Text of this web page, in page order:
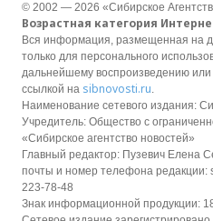
© 2002 — 2026 «Сибирское
Возрастная категория
Вся информация, размещенная на
только для персонального
дальнейшему воспроизведению или
ссылкой на sibnovosti.ru.
Наименование сетевого издания:
Учредитель: Общество с
«Сибирское агентство новостей»
Главный редактор: Пузевич Елена
почты и номер телефона редакции:
223-78-48
Знак информационной продукции: